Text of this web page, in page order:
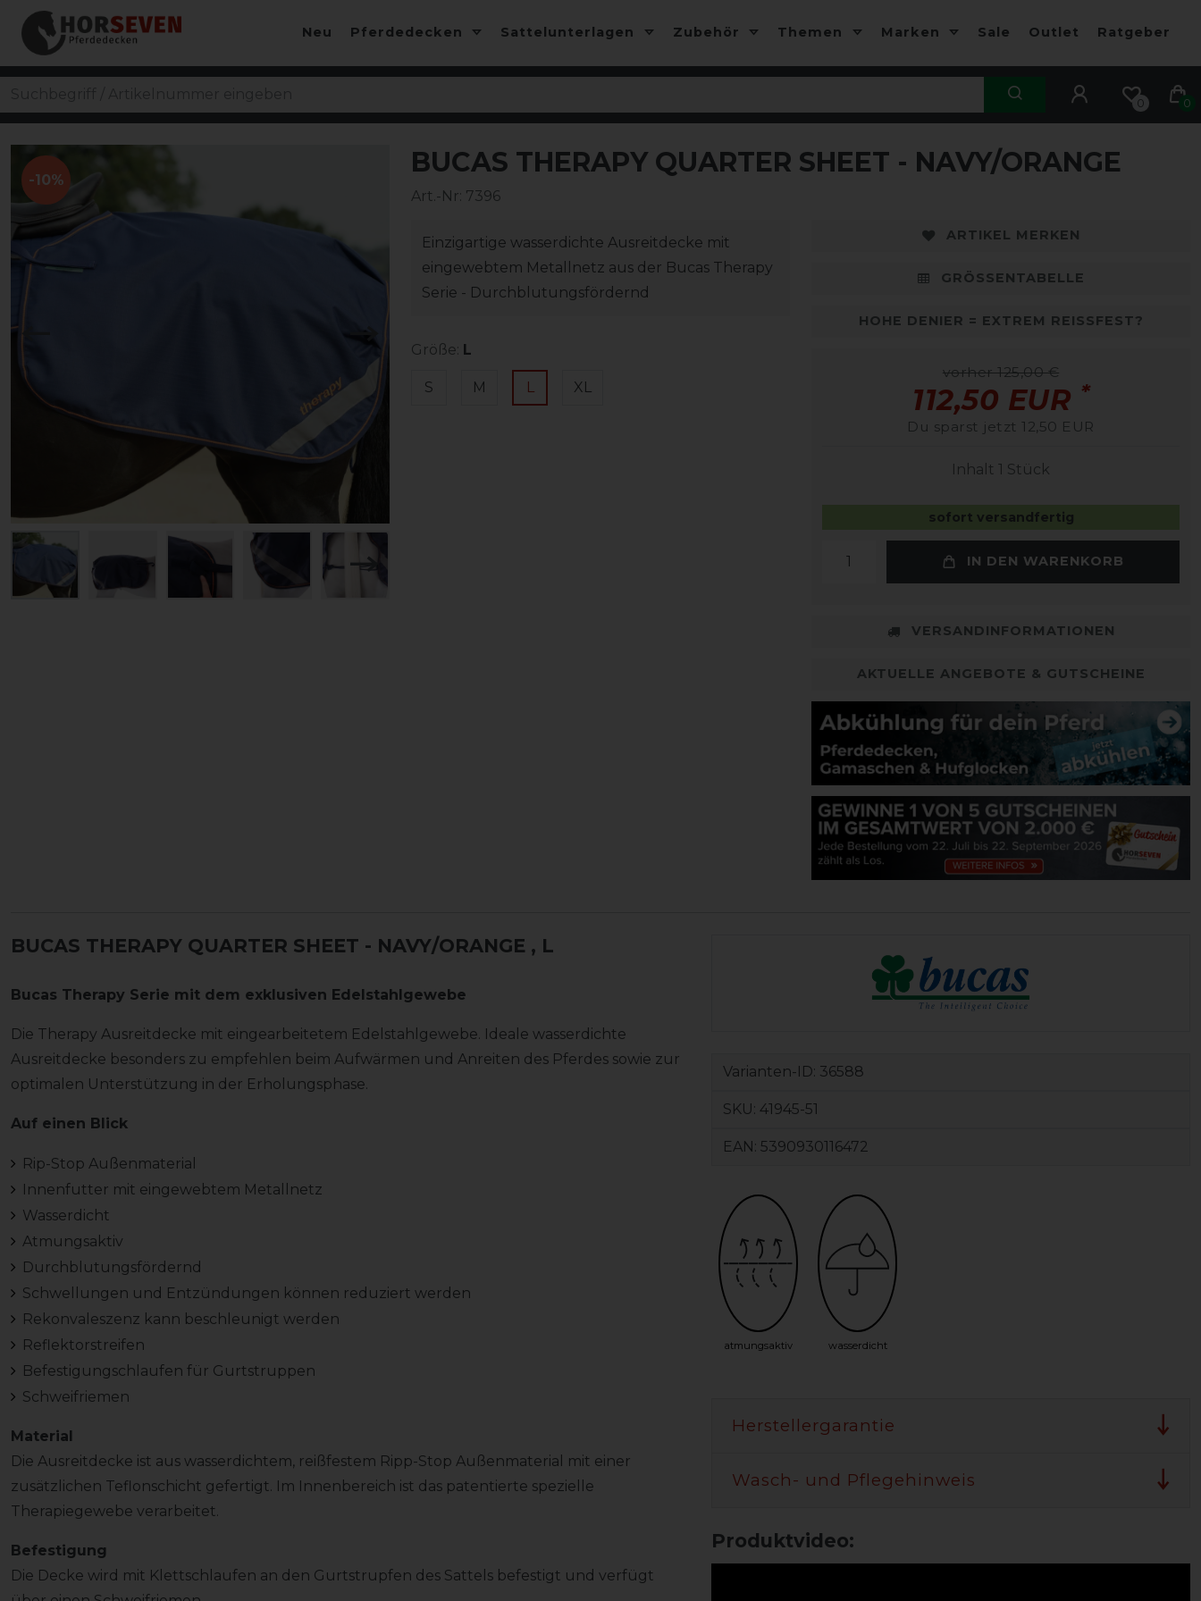
Neu Pferdedecken Sattelunterlagen Zubehör Themen Marken Sale Outlet Ratgeber
0 0
-10%
BUCAS THERAPY QUARTER SHEET - NAVY/ORANGE
Art.-Nr: 7396
Einzigartige wasserdichte Ausreitdecke mit
eingewebtem Metallnetz aus der Bucas Therapy
Serie - Durchblutungsfördernd
Größe: L
S M L XL
ARTIKEL MERKEN
GRÖSSENTABELLE
HOHE DENIER = EXTREM REISSFEST?
vorher 125,00 €
112,50 EUR *
Du sparst jetzt 12,50 EUR
Inhalt 1 Stück
sofort versandfertig
IN DEN WARENKORB
VERSANDINFORMATIONEN
AKTUELLE ANGEBOTE & GUTSCHEINE
BUCAS THERAPY QUARTER SHEET - NAVY/ORANGE , L
Bucas Therapy Serie mit dem exklusiven Edelstahlgewebe
Die Therapy Ausreitdecke mit eingearbeitetem Edelstahlgewebe. Ideale wasserdichte
Ausreitdecke besonders zu empfehlen beim Aufwärmen und Anreiten des Pferdes sowie zur
optimalen Unterstützung in der Erholungsphase.
Auf einen Blick
Rip-Stop Außenmaterial
Innenfutter mit eingewebtem Metallnetz
Wasserdicht
Atmungsaktiv
Durchblutungsfördernd
Schwellungen und Entzündungen können reduziert werden
Rekonvaleszenz kann beschleunigt werden
Reflektorstreifen
Befestigungschlaufen für Gurtstruppen
Schweifriemen
Material
Die Ausreitdecke ist aus wasserdichtem, reißfestem Ripp-Stop Außenmaterial mit einer
zusätzlichen Teflonschicht gefertigt. Im Innenbereich ist das patentierte spezielle
Therapiegewebe verarbeitet.
Befestigung
Die Decke wird mit Klettschlaufen an den Gurtstrupfen des Sattels befestigt und verfügt
Varianten-ID: 36588
SKU: 41945-51
EAN: 5390930116472
atmungsaktiv wasserdicht
Herstellergarantie
Wasch- und Pflegehinweis
Produktvideo: